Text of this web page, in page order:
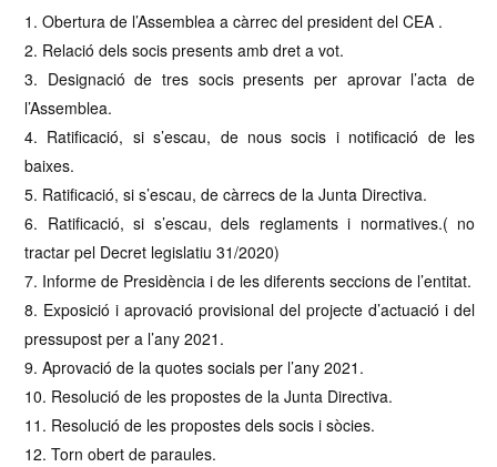
Obertura de l’Assemblea a càrrec del president del CEA .
Relació dels socis presents amb dret a vot.
Designació de tres socis presents per aprovar l’acta de
l’Assemblea.
Ratificació, si s’escau, de nous socis i notificació de les
baixes.
Ratificació, si s’escau, de càrrecs de la Junta Directiva.
Ratificació, si s’escau, dels reglaments i normatives.( no
tractar pel Decret legislatiu 31/2020)
Informe de Presidència i de les diferents seccions de l’entitat.
Exposició i aprovació provisional del projecte d’actuació i del
pressupost per a l’any 2021.
Aprovació de la quotes socials per l’any 2021.
Resolució de les propostes de la Junta Directiva.
Resolució de les propostes dels socis i sòcies.
Torn obert de paraules.